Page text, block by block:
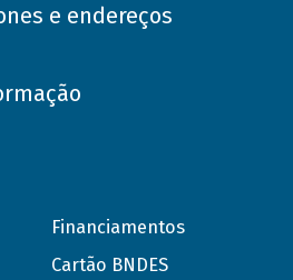
e endereços
Financiamentos
Cartão BNDES